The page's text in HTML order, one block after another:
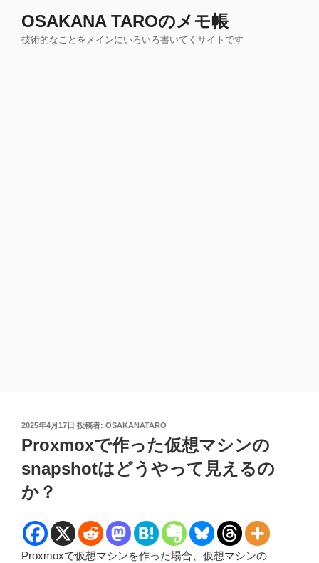
OSAKANA TAROのメモ帳
技術的なことをメインにいろいろ書いてくサイトです
投
稿
日:
2025年4月17日 投稿者: OSAKANATARO
Proxmoxで作った仮想マシンの
snapshotはどうやって見えるの
か？
Proxmoxで仮想マシンを作った場合、仮想マシンの